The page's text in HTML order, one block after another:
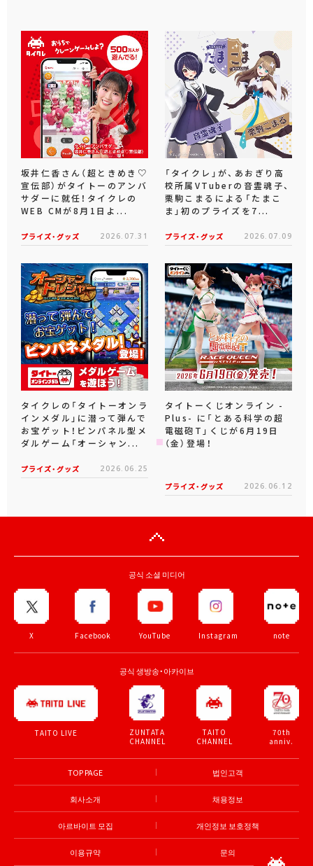
坂井仁香さん（超ときめき♡
宣伝部）がタイトーのアンバ
サダーに就任！タイクレの
WEB CMが8月1日よ...
プライズ・グッズ 2026.07.31
「タイクレ」が、あおぎり高
校所属VTuberの音霊魂子、
栗駒こまるによる「たまこ
ま」初のプライズを7...
プライズ・グッズ 2026.07.09
タイクレの「タイトーオンラ
インメダル」に潜って弾んで
お宝ゲット！ピンパネル型メ
ダルゲーム「オーシャン...
プライズ・グッズ 2026.06.25
タイトーくじオンライン -
Plus- に「とある科学の超
電磁砲T」くじが6月19日
（金）登場！
プライズ・グッズ 2026.06.12
공식 소셜 미디어
X Facebook YouTube Instagram note
공식 생방송・아카이브
TAITO LIVE
ZUNTATA
CHANNEL
TAITO
CHANNEL
70th
anniv.
TOP PAGE 법인고객
회사소개 채용정보
아르바이트 모집 개인정보 보호정책
이용규약 문의